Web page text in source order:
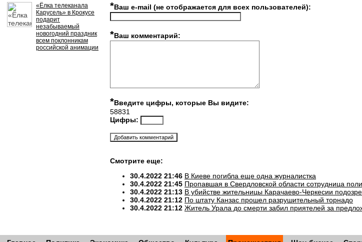
«Ёлка телеканала
Карусель» в Крокусе
подарит
незабываемый
новогодний праздник
всем поклонникам
российской анимации
*Ваш e-mail (не отображается для всех пользователей):
*Ваш комментарий:
*Введите цифры, которые Вы видите:
58831
Цифры:
Смотрите еще:
30.4.2022 21:46 В Киеве погибла еще одна журналистка
30.4.2022 21:45 Пропавшая в Свердловской области сотрудница
30.4.2022 21:13 В убийстве жительницы Карачаево-Черкесии
30.4.2022 21:12 По штату Канзас прошел разрушительный торнадо
30.4.2022 21:12 Житель Урала до смерти забил приятелей за